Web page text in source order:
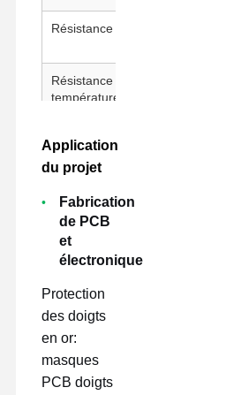
Résistance à l'adhérence
Résistance à la
température
Application
du projet
Fabrication
de PCB
et
électronique
Protection
des doigts
en or:
masques
PCB doigts